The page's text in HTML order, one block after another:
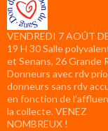
VENDREDI 7 AOÛT
19 H 30 Salle
et Senans, 26 Grande
Donneurs avec rdv
donneurs sans rdv
en fonction de
la collecte. VENEZ
NOMBREUX !